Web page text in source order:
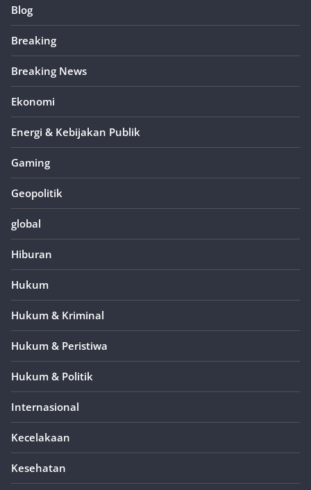
Blog
Breaking
Breaking News
Ekonomi
Energi & Kebijakan Publik
Gaming
Geopolitik
global
Hiburan
Hukum
Hukum & Kriminal
Hukum & Peristiwa
Hukum & Politik
Internasional
Kecelakaan
Kesehatan